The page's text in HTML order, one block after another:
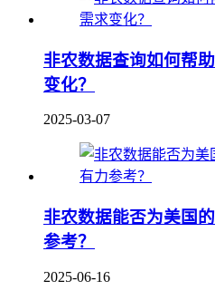
非农数据查询如何帮
变化？
2025-03-07
非农数据能否为美国
参考？
2025-06-16